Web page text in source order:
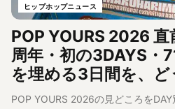
ヒップホップニュース
POP YOURS 2026
周年・初の3DAYS・
を埋める3日間を、
POP YOURS 2026の見どころを